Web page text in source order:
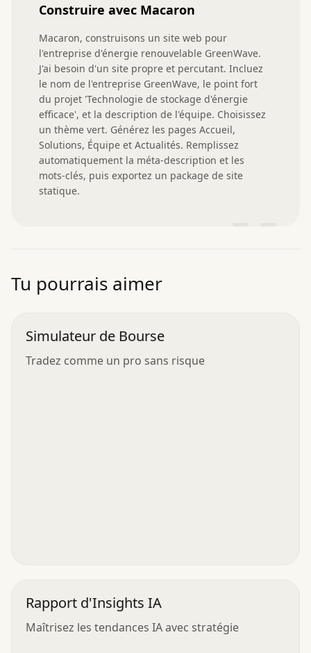
Construire avec Macaron
Macaron, construisons un site web pour
l'entreprise d'énergie renouvelable GreenWave.
J'ai besoin d'un site propre et percutant. Incluez
le nom de l'entreprise GreenWave, le point fort
du projet 'Technologie de stockage d'énergie
efficace', et la description de l'équipe. Choisissez
un thème vert. Générez les pages Accueil,
Solutions, Équipe et Actualités. Remplissez
automatiquement la méta-description et les
mots-clés, puis exportez un package de site
statique.
Tu pourrais aimer
Simulateur de Bourse
Tradez comme un pro sans risque
Rapport d'Insights IA
Maîtrisez les tendances IA avec stratégie